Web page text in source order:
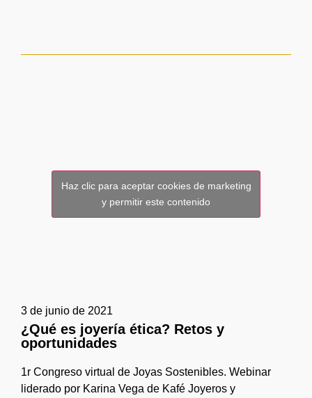
Haz clic para aceptar cookies de marketing
y permitir este contenido
3 de junio de 2021
¿Qué es joyería ética? Retos y
oportunidades
1r Congreso virtual de Joyas Sostenibles. Webinar
liderado por Karina Vega de Kafé Joyeros y